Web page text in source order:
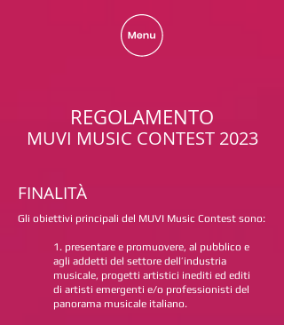
REGOLAMENTO
MUVI MUSIC CONTEST 2023
FINALITÀ
Gli obiettivi principali del MUVI Music Contest sono:
1. presentare e promuovere, al pubblico e
agli addetti del settore dell’industria
musicale, progetti artistici inediti ed editi
di artisti emergenti e/o professionisti del
panorama musicale italiano.